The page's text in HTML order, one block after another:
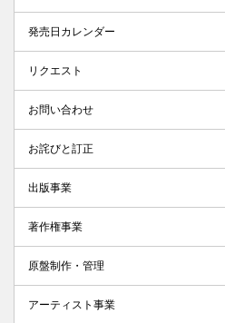
発売日カレンダー
リクエスト
お問い合わせ
お詫びと訂正
出版事業
著作権事業
原盤制作・管理
アーティスト事業